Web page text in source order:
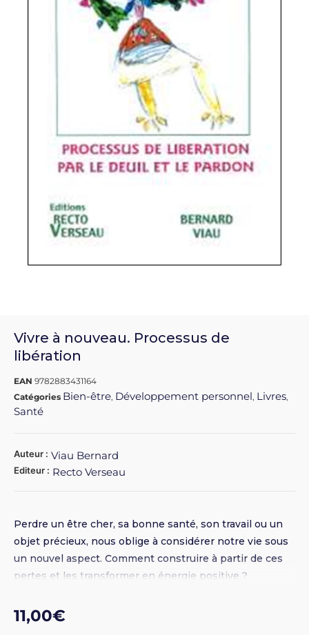
Vivre à nouveau. Processus de
libération
EAN 9782883431164
Catégories Bien-être, Développement personnel, Livres,
Santé
Auteur : Viau Bernard
Editeur : Recto Verseau
Perdre un être cher, sa bonne santé, son travail ou un
objet précieux, nous oblige à considérer notre vie sous
un nouvel aspect. Comment construire à partir de ces
pertes et les transformer en énergie positive ?
propose des pistes de réflexion précises et ouvertes
pour nous aider à grandir et à vivre libéré.
11,00€